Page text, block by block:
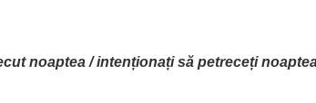
noaptea / intenționați să petreceți